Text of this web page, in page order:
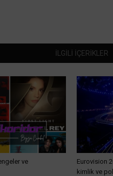
İLGİLİ İÇERİKLER
ve
Eurovision
kimlik ve